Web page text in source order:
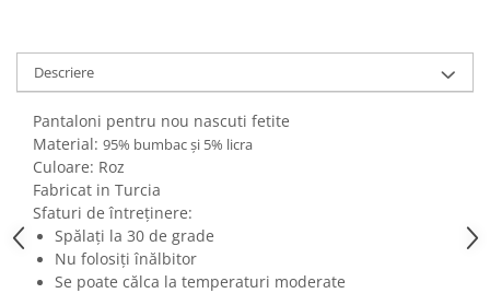
Descriere
Pantaloni pentru nou nascuti fetite
Material: 95% bumbac și 5% licra
Culoare: Roz
Fabricat in Turcia
Sfaturi de întreținere:
Spălați la 30 de grade
Nu folosiți înălbitor
Se poate călca la temperaturi moderate